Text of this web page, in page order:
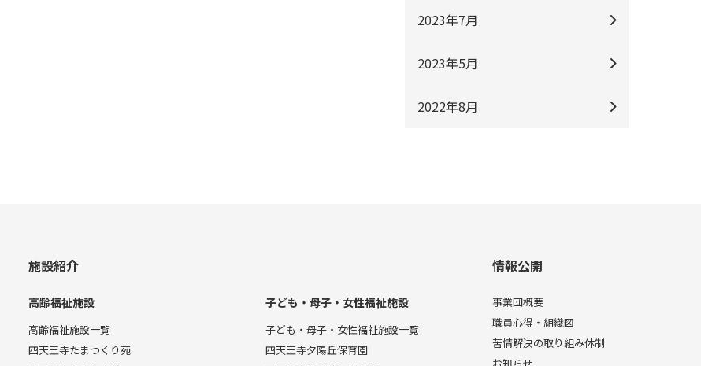
2023年7月
2023年5月
2022年8月
施設紹介
高齢福祉施設
高齢福祉施設一覧
四天王寺たまつくり苑
子ども・母子・女性福祉施設
子ども・母子・女性福祉施設一覧
四天王寺夕陽丘保育園
情報公開
事業団概要
職員心得・組織図
苦情解決の取り組み体制
お知らせ